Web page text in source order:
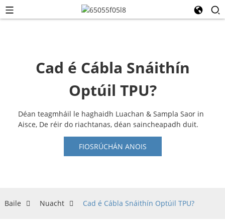
Cad é Cábla Snáithín
Optúil TPU?
Déan teagmháil le haghaidh Luachan & Sampla Saor in
Aisce, De réir do riachtanas, déan saincheapadh duit.
FIOSRÚCHÁN ANOIS
Baile Nuacht Cad é Cábla Snáithín Optúil TPU?